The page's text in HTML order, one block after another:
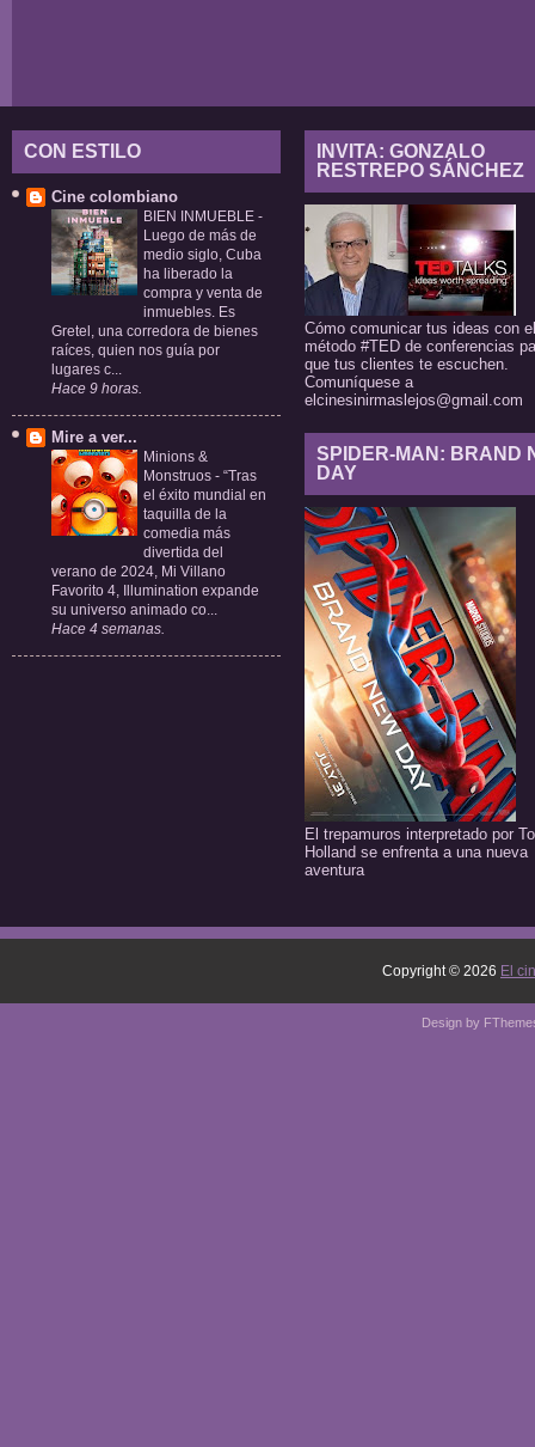
CON ESTILO
Cine colombiano
BIEN INMUEBLE -
Luego de más de
medio siglo, Cuba
ha liberado la
compra y venta de
inmuebles. Es
Gretel, una corredora de bienes
raíces, quien nos guía por
lugares c...
Hace 9 horas.
Mire a ver...
Minions &
Monstruos - “Tras
el éxito mundial en
taquilla de la
comedia más
divertida del
verano de 2024, Mi Villano
Favorito 4, Illumination expande
su universo animado co...
Hace 4 semanas.
INVITA: GONZALO
RESTREPO SÁNCHEZ
Cómo comunicar tus ideas con el
método #TED de conferencias
que tus clientes te escuchen.
Comuníquese a
elcinesinirmaslejos@gmail.com
SPIDER-MAN: BRAND
DAY
El trepamuros interpretado por
Holland se enfrenta a una nueva
aventura
Copyright © 2026 El
Design by